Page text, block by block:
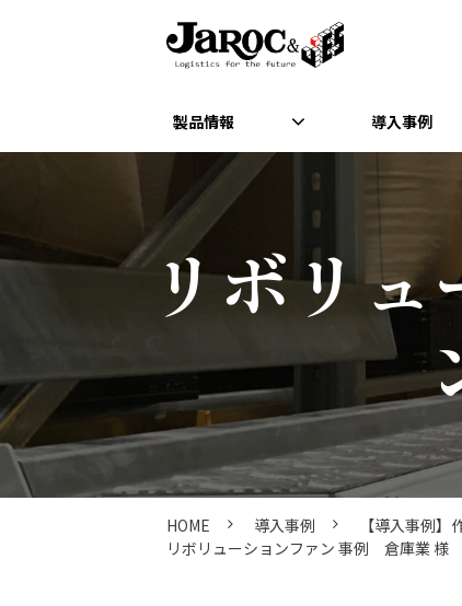
製品情報 導入事例
リボリ
HOME 導入事例 【導入事例
リボリューションファン 事例 倉庫業 様